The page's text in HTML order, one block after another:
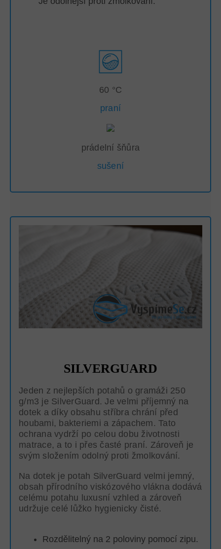
60 °C
praní
prádelní šňůra
sušení
SILVERGUARD
Jeden z nejlepších potahů o gramáži 250
g/m3 je SilverGuard. Je velmi příjemný na
dotek a díky obsahu stříbra chrání před
houbami, bakteriemi a zápachem. Tato
ochrana vydrží po celou dobu životnosti
matrace, a to i přes časté praní. Zároveň je
svým složením odolný proti žmolkování.
Na dotek je potah SilverGuard velmi jemný,
obsah přírodního viskózového vlákna dodává
celému potahu luxusní vzhled a zároveň
udržuje celé lůžko hygienicky čisté.
Rozdělitelný na 2 poloviny pomocí zipu.